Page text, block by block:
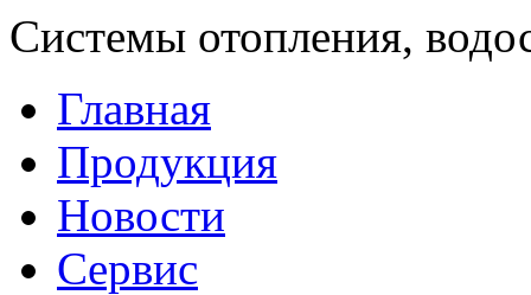
Системы отопления,
Главная
Продукция
Новости
Сервис